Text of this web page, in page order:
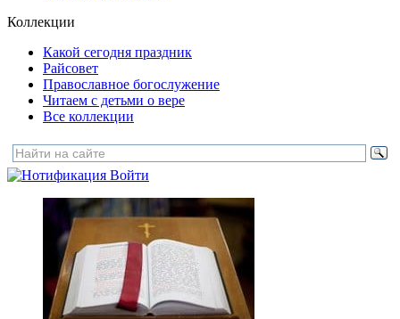
Коллекции
Какой сегодня праздник
Райсовет
Православное богослужение
Читаем с детьми о вере
Все коллекции
Войти